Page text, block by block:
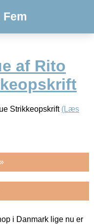
af Rito
Strikkeopskrift (Læs
i Danmark lige nu er